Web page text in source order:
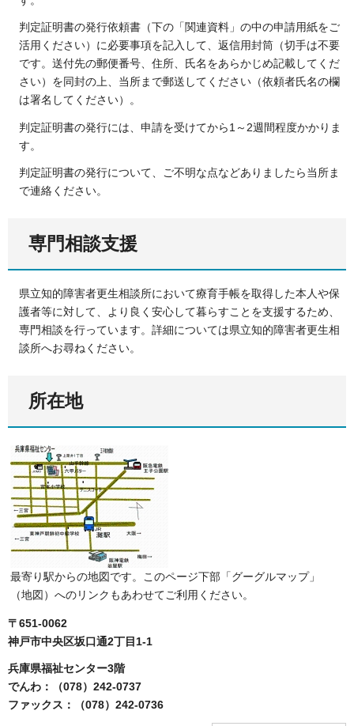
判定証明書の発行依頼書（下の「関連資料」の中の申請用紙をご
活用ください）に必要事項を記入して、返信用封筒（切手は不要
です。送付先の郵便番号、住所、氏名をあらかじめ記載してくだ
さい）を同封の上、当所まで郵送してください（依頼者氏名の欄
は署名してください）。
判定証明書の発行には、申請を受けてから1～2週間程度かかりま
す。
判定証明書の発行について、ご不明な点などありましたら当所ま
で連絡ください。
専門相談支援
県立知的障害者更生相談所において療育手帳を取得した本人や保
護者等に対して、より良く安心して暮らすことを支援するため、
専門相談を行っています。詳細については県立知的障害者更生相
談所へお尋ねください。
所在地
最寄り駅からの地図です。このページ下部「グーグルマップ」
（地図）へのリンクもあわせてご利用ください。
〒651-0062
神戸市中央区坂口通2丁目1-1
兵庫県福祉センター3階
でんわ：（078）242-0737
ファックス：（078）242-0736